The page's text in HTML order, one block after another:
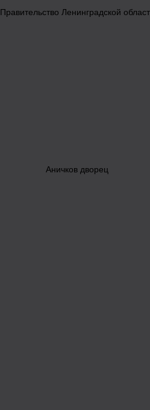
Правительство Ленинградской
Аничков дворец